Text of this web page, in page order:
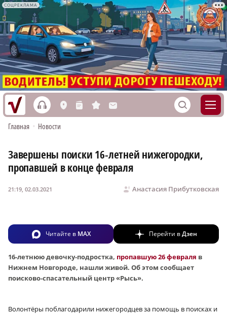
СОЦРЕКЛАМА
h L n s M S
Главная • Новости
Завершены поиски 16-летней нижегородки,
пропавшей в конце февраля
Анастасия Прибутковская
21:19, 02.03.2021
Читайте в MAX Перейти вДзен
16-летнюю девочку-подростка, пропавшую 26 февраля в
Нижнем Новгороде, нашли живой. Об этом сообщает
поисково-спасательный центр «Рысь».
Волонтёры поблагодарили нижегородцев за помощь в поисках и